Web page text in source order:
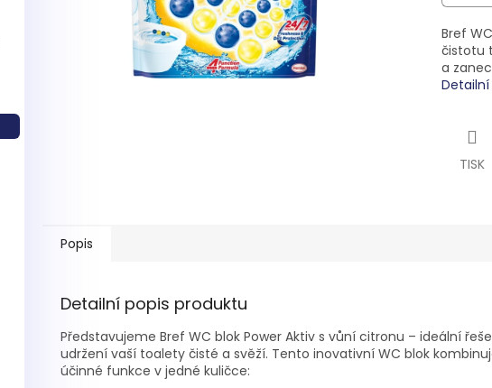
Bref
čistotu
a
TISK
Popis
Detailní popis produktu
Představujeme Bref WC blok Power Aktiv s vůní citronu – ideální
udržení vaší toalety čisté a svěží. Tento inovativní WC blok
účinné funkce v jedné kuličce: